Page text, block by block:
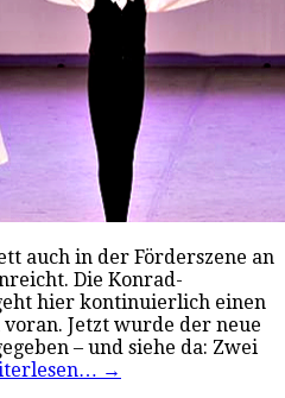
auch in der Förderszene an
Die Konrad-
hier kontinuierlich einen
Jetzt wurde der neue
– und siehe da: Zwei
→